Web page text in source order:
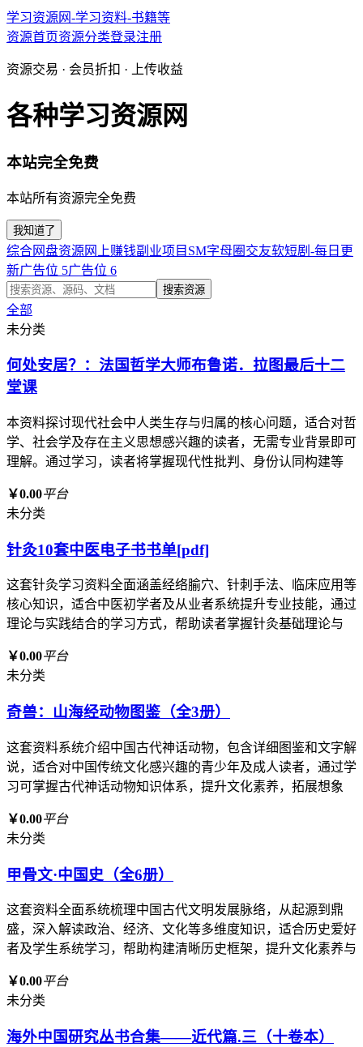
学习资源网-学习资料-书籍等
资源首页资源分类登录注册
资源交易 · 会员折扣 · 上传收益
各种学习资源网
本站完全免费
本站所有资源完全免费
我知道了
综合网盘资源 网上赚钱副业项目 SM字母圈交友软短剧-每日更
新广告位 5广告位 6
搜索资源
全部
未分类
何处安居？：法国哲学大师布鲁诺．拉图最后十二
堂课
本资料探讨现代社会中人类生存与归属的核心问题，适合对哲
学、社会学及存在主义思想感兴趣的读者，无需专业背景即可
理解。通过学习，读者将掌握现代性批判、身份认同构建等
￥0.00平台
未分类
针灸10套中医电子书书单[pdf]
这套针灸学习资料全面涵盖经络腧穴、针刺手法、临床应用等
核心知识，适合中医初学者及从业者系统提升专业技能，通过
理论与实践结合的学习方式，帮助读者掌握针灸基础理论与
￥0.00平台
未分类
奇兽：山海经动物图鉴（全3册）
这套资料系统介绍中国古代神话动物，包含详细图鉴和文字解
说，适合对中国传统文化感兴趣的青少年及成人读者，通过学
习可掌握古代神话动物知识体系，提升文化素养，拓展想象
￥0.00平台
未分类
甲骨文·中国史（全6册）
这套资料全面系统梳理中国古代文明发展脉络，从起源到鼎
盛，深入解读政治、经济、文化等多维度知识，适合历史爱好
者及学生系统学习，帮助构建清晰历史框架，提升文化素养与
￥0.00平台
未分类
海外中国研究丛书合集——近代篇.三（十卷本）